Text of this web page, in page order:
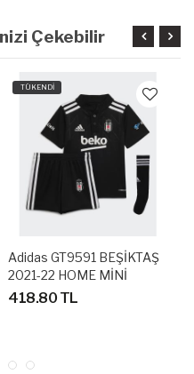
Çekebilir
TÜKENDİ
Adidas GT9591 BEŞİKTAŞ
2021-22 HOME MİNİ
BEBEK FUTBOL FORMA
418.80 TL